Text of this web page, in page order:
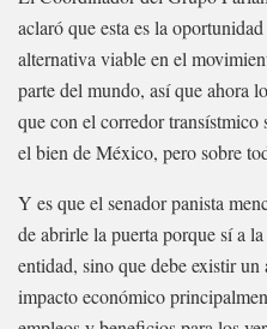
aclaró que esta es la
alternativa viable en el
parte del mundo, así que ahora
que con el corredor transístmico
el bien de México, pero sobre
Y es que el senador panista
de abrirle la puerta porque sí a
entidad, sino que debe existir
impacto económico